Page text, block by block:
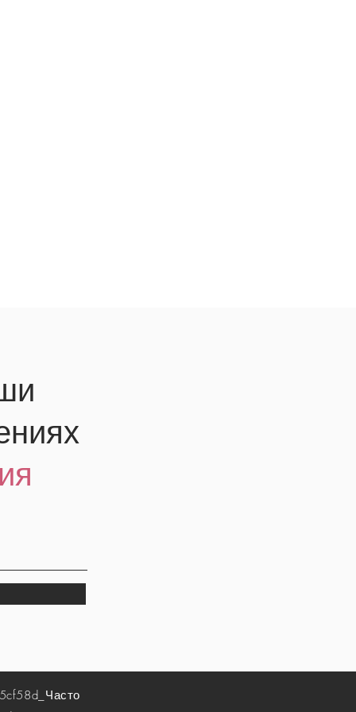
Часто